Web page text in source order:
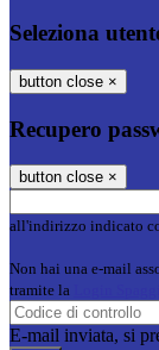
Seleziona
button close ×
Recupero
button close ×
all'indirizzo indicato
Non hai una e-mail
tramite la
E-mail inviata, si